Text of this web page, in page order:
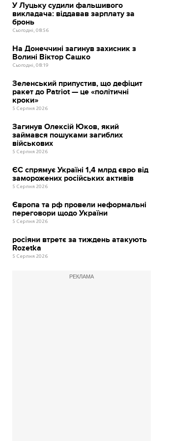
У Луцьку судили фальшивого
викладача: віддавав зарплату за
бронь
Сьогодні, 08:56
На Донеччині загинув захисник з
Волині Віктор Сашко
Сьогодні, 08:19
Зеленський припустив, що дефіцит
ракет до Patriot — це «політичні
кроки»
5 Серпня 2026
Загинув Олексій Юков, який
займався пошуками загиблих
військових
5 Серпня 2026
ЄС спрямує Україні 1,4 млрд євро від
заморожених російських активів
5 Серпня 2026
Європа та рф провели неформальні
переговори щодо України
5 Серпня 2026
росіяни втретє за тиждень атакують
Rozetka
5 Серпня 2026
РЕКЛАМА